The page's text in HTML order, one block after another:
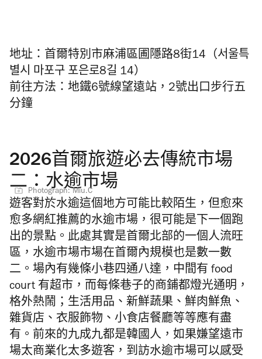
地址：首爾特別市麻浦區圃隱路8街14（서울특
별시 마포구 포은로8길 14）
前往方法：地鐵6號線望遠站，2號出口步行五
分鐘
2026首爾旅遊必去傳統市場
二：水逾市場
Photograph: Miu.C
遊客對於水逾這個地方可能比較陌生，但愈來
愈多網紅推薦的水逾市場，很可能是下一個跑
出的景點。此處其實是首爾北部的一個人流旺
區，水逾市場市場在首爾內規模也是數一數
二。場內有幾條小巷四通八達，中間有 food
court 有超市，而每條巷子的商鋪都燈光通明，
格外熱鬧；生活用品、新鮮蔬果、鮮肉鮮魚、
雜貨店、衣服飾物、小食店餐廳等等應有盡
有。前來的九成九都是韓國人，如果嫌望遠市
場太商業化太多遊客，到訪水逾市場可以感受